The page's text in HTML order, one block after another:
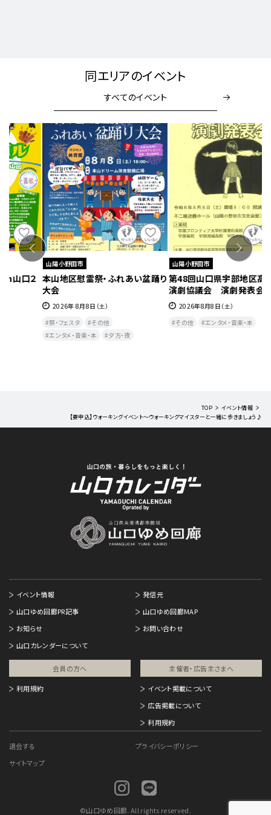
同エリアのイベント
すべてのイベント
山陽小野田市
第48回山口県宇部地区高等学校
演劇協議会 演劇発表会
2026年8月8日（土）
エンタメ・音楽・本
山陽小野田市
【要申込】第117回 詩～ポエム～
2026年8月9日(日)
エンタメ・音楽・本
TOP
イベント情報
【要申込】ウォーキングイベント～ウォーキングマイスターと一緒に歩きましょう♪
イベント情報
発信元
山口ゆめ回廊PR記事
山口ゆめ回廊MAP
お知らせ
お問い合わせ
山口カレンダーについて
会員の方へ
利用規約
主催者・広告主さまへ​
イベント掲載について
広告掲載について
利用規約
退会する
プライバシーポリシー
サイトマップ
©山口ゆめ回廊. All rights reserved.